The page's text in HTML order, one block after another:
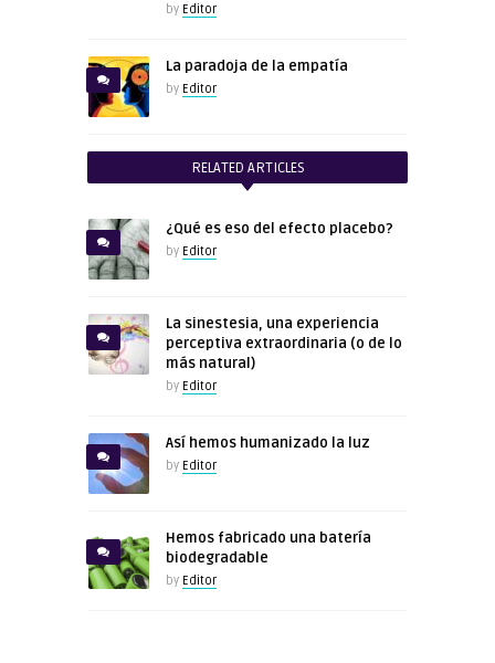
by Editor
La paradoja de la empatía
by Editor
RELATED ARTICLES
¿Qué es eso del efecto placebo?
by Editor
La sinestesia, una experiencia
perceptiva extraordinaria (o de lo
más natural)
by Editor
Así hemos humanizado la luz
by Editor
Hemos fabricado una batería
biodegradable
by Editor